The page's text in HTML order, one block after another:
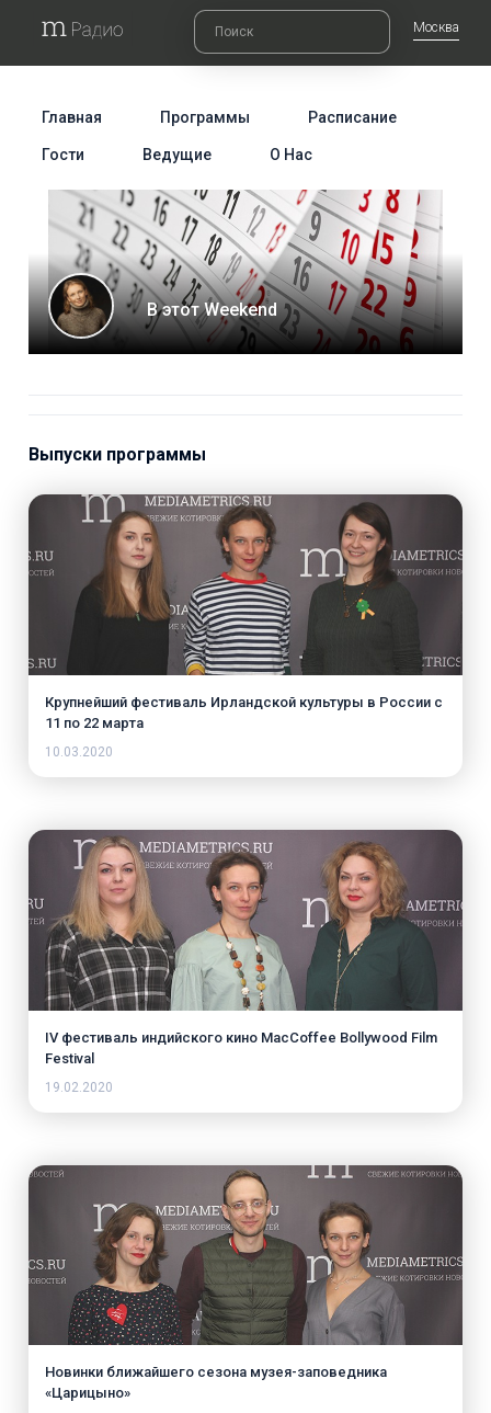
Москва
Главная Программы Расписание
Гости Ведущие О Нас
В этот Weekend
Выпуски программы
Крупнейший фестиваль Ирландской культуры в России с
11 по 22 марта
10.03.2020
IV фестиваль индийского кино MacCoffee Bollywood Film
Festival
19.02.2020
Новинки ближайшего сезона музея-заповедника
«Царицыно»